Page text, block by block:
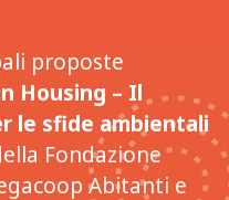
proposte
Housing – Il
le sfide ambientali
Fondazione
Abitanti e